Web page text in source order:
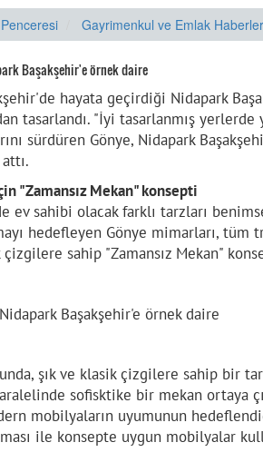
Gayrimenkul ve Emlak
hayata geçirdiği Nidapark
tasarlandı. "İyi tasarlanmış
sürdüren Gönye, Nidapark
"Zamansız Mekan" konsepti
ev sahibi olacak farklı tarzları
hedefleyen Gönye mimarları, tüm
sahip "Zamansız Mekan"
şık ve klasik çizgilere sahip bir
sofisktike bir mekan ortaya
mobilyaların uyumunun
ile konsepte uygun mobilyalar